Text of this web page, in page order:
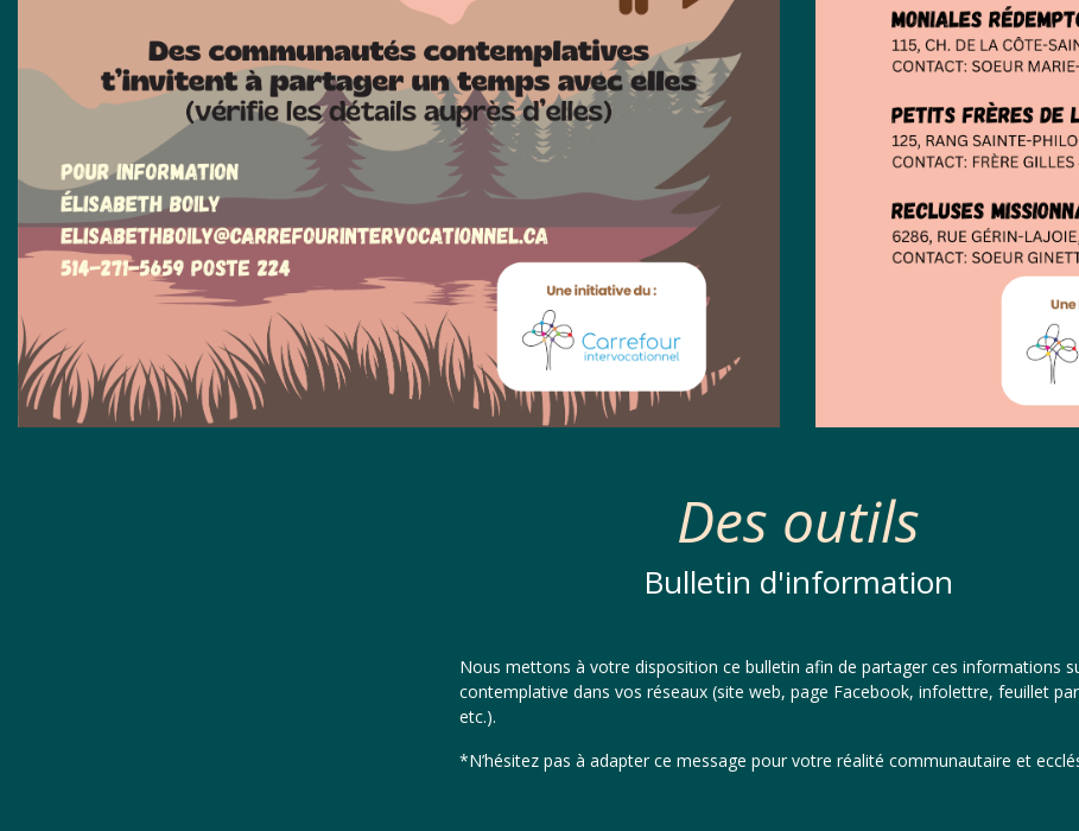
Des outils
Bulletin d'information
Nous mettons à votre disposition ce bulletin afin de partager ces informations
contemplative dans vos réseaux (site web, page Facebook, infolettre, feuillet
etc.).
*N’hésitez pas à adapter ce message pour votre réalité communautaire et